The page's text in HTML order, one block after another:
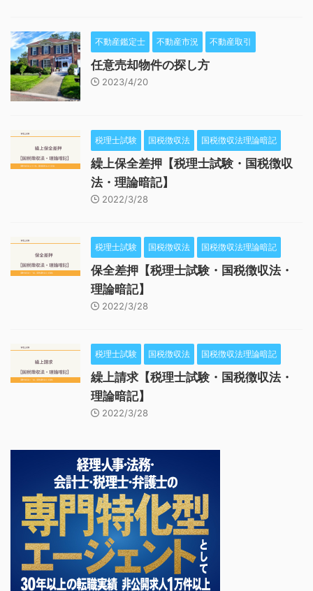
不動産鑑定士 不動産市況 不動産取引
任意売却物件の探し方
2023/4/20
税理士試験 国税徴収法 国税徴収法理論暗記
繰上保全差押【税理士試験・国税徴収
法・理論暗記】
2022/3/28
税理士試験 国税徴収法 国税徴収法理論暗記
保全差押【税理士試験・国税徴収法・
理論暗記】
2022/3/28
税理士試験 国税徴収法 国税徴収法理論暗記
繰上請求【税理士試験・国税徴収法・
理論暗記】
2022/3/28